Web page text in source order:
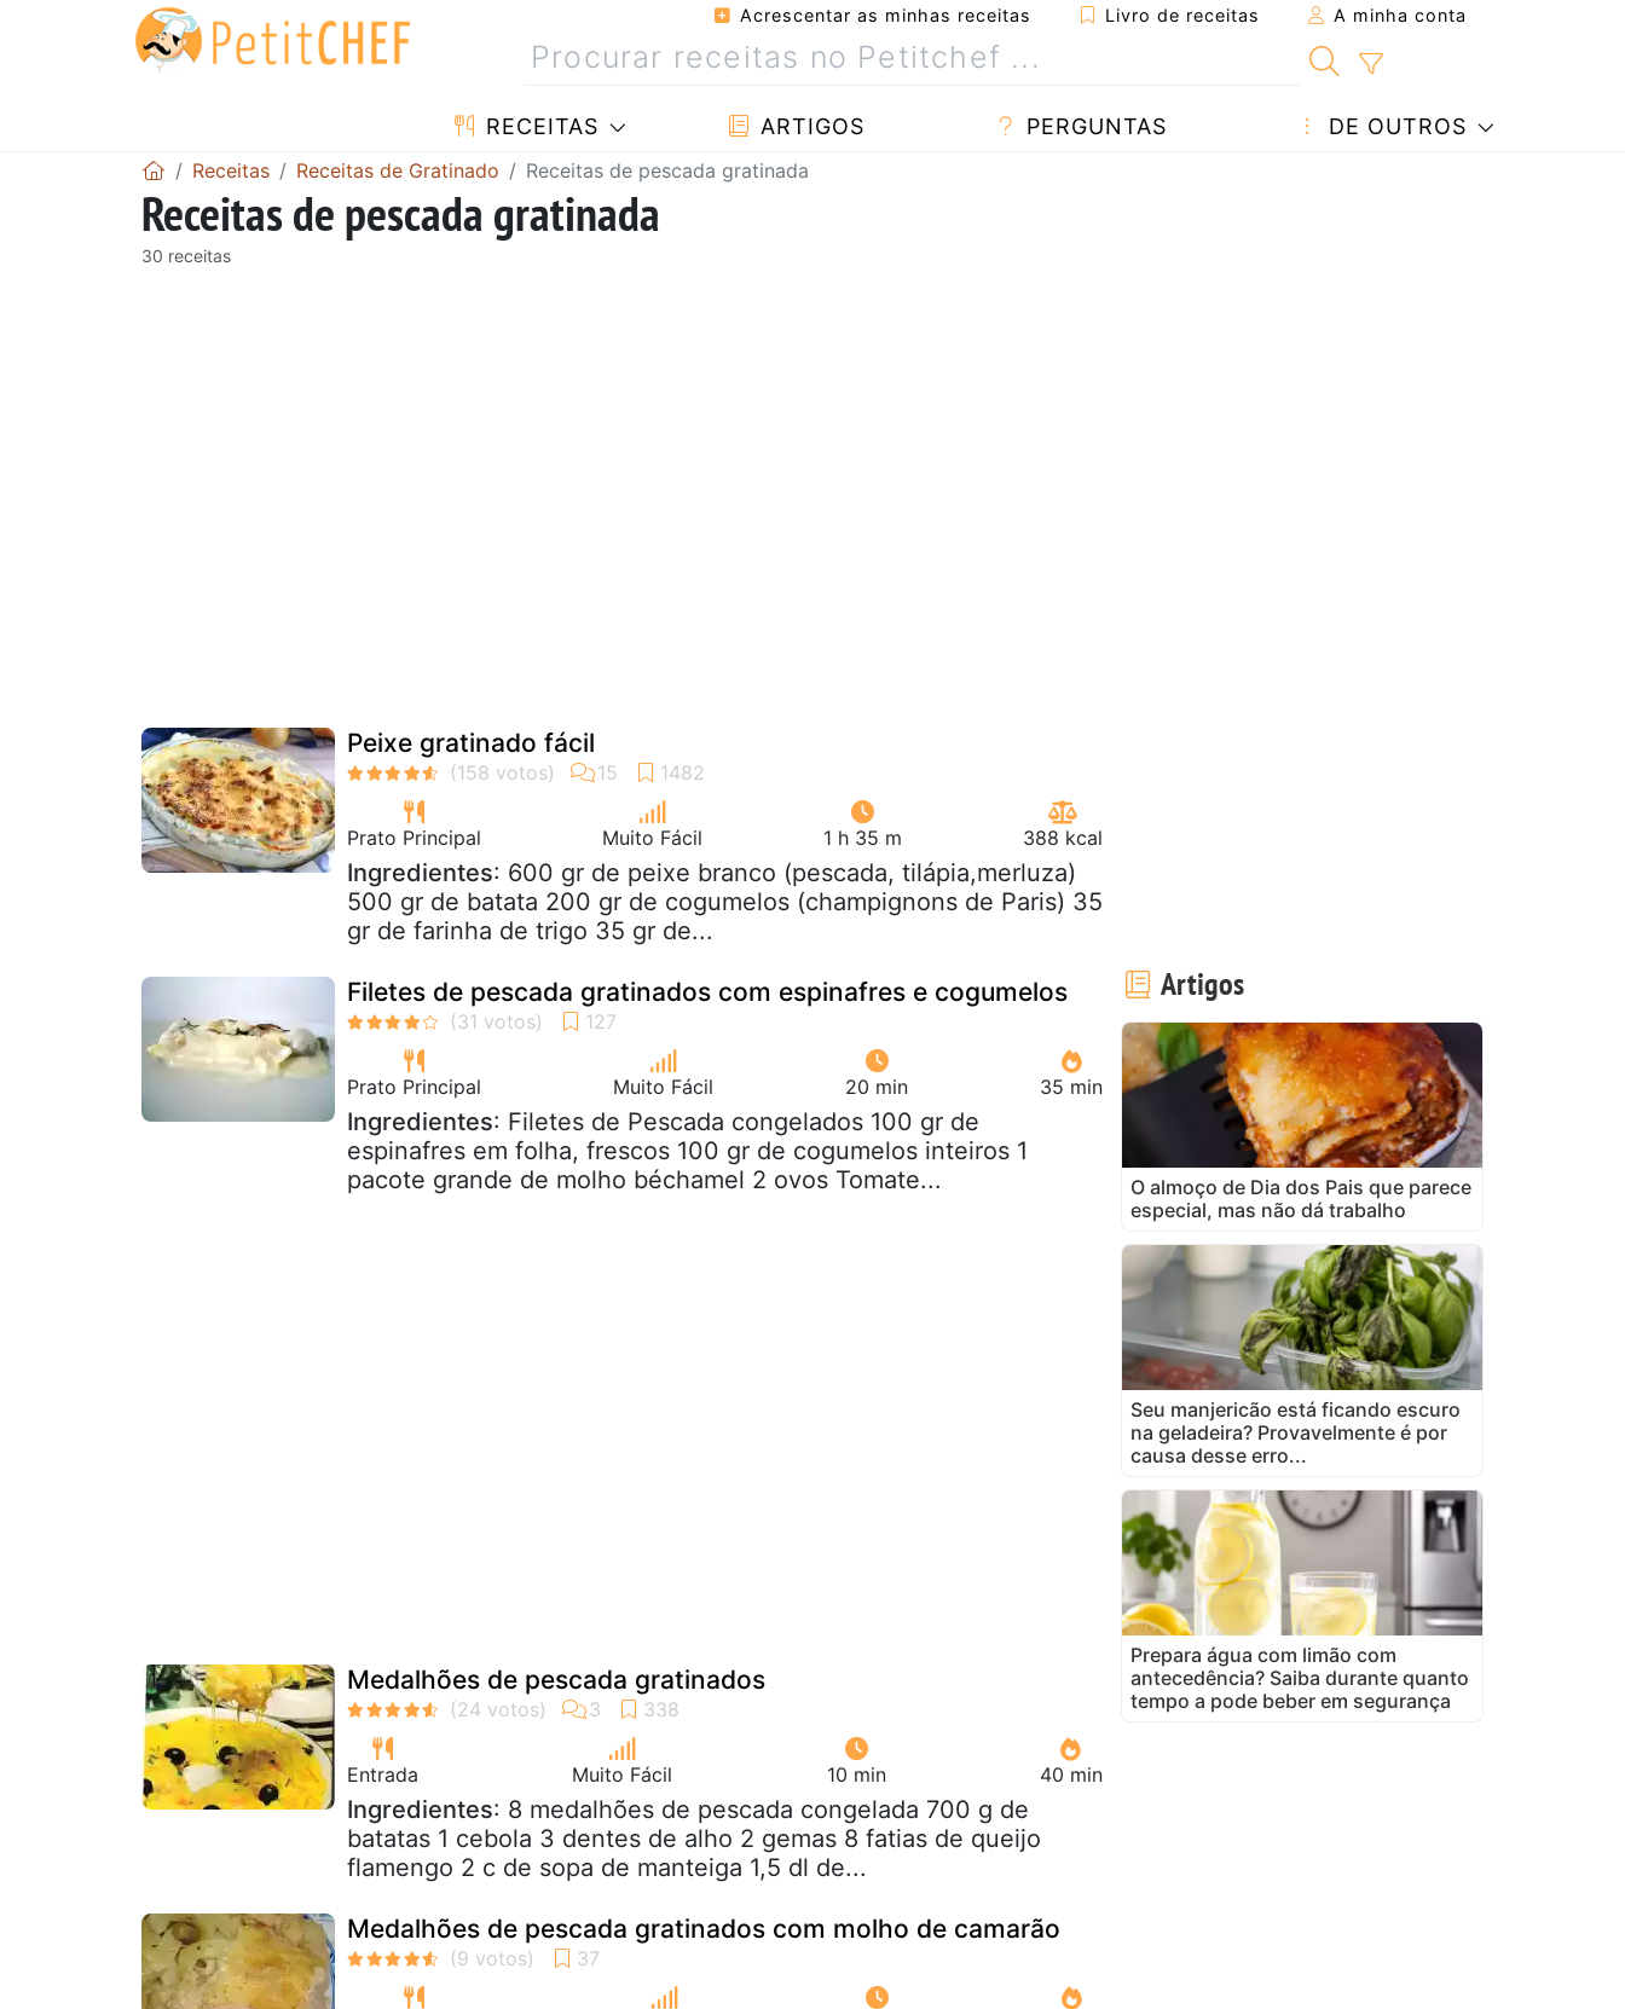
Acrescentar as minhas receitas Livro de receitas A minha conta
RECEITAS ARTIGOS PERGUNTAS DE OUTROS
Receitas Receitas de Gratinado Receitas de pescada gratinada
Receitas de pescada gratinada
30 receitas
Peixe gratinado fácil
Prato Principal Muito Fácil 1 h 35 m 388 kcal
Ingredientes: 600 gr de peixe branco (pescada, tilápia,merluza)
500 gr de batata 200 gr de cogumelos (champignons de Paris) 35
gr de farinha de trigo 35 gr de...
Filetes de pescada gratinados com espinafres e cogumelos
Prato Principal Muito Fácil 20 min 35 min
Ingredientes: Filetes de Pescada congelados 100 gr de
espinafres em folha, frescos 100 gr de cogumelos inteiros 1
pacote grande de molho béchamel 2 ovos Tomate...
Medalhões de pescada gratinados
Entrada Muito Fácil 10 min 40 min
Ingredientes: 8 medalhões de pescada congelada 700 g de
batatas 1 cebola 3 dentes de alho 2 gemas 8 fatias de queijo
flamengo 2 c de sopa de manteiga 1,5 dl de...
Medalhões de pescada gratinados com molho de camarão
Artigos
O almoço de Dia dos Pais que parece
especial, mas não dá trabalho
Seu manjericão está ficando escuro
na geladeira? Provavelmente é por
causa desse erro...
Prepara água com limão com
antecedência? Saiba durante quanto
tempo a pode beber em segurança